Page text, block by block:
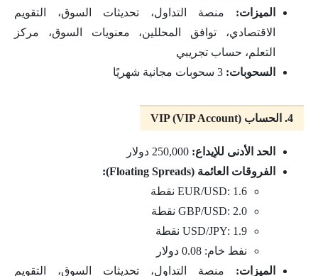
الميزات: منصة التداول، تحديثات السوق، التقويم
الاقتصادي، توافق المحللين، معنويات السوق، مركز
التعلم، حساب تجريبي
السحوبات:
4. الحساب VIP (VIP Account)
الحد الأدنى للإيداع:
الفروقات العائمة (Floating Spreads):
EUR/USD: 1.6 نقطة
GBP/USD: 2.0 نقطة
USD/JPY: 1.9 نقطة
نفط خام: 0.08 دولار
الميزات: منصة التداول، تحديثات السوق، التقويم